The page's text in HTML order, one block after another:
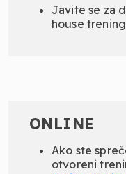
Javite se za
house
ONLINE
Ako ste
otvoreni